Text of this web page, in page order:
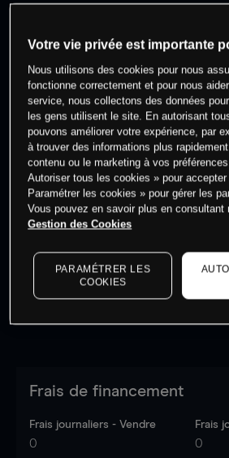
cet actif
Commencez à
Les prix sont indicatifs.Connectez-
dernières données du marché.
Frais de financement
Frais journaliers - Vendre
0
Frais
0
Votre vie privée est importante
Nous utilisons des cookies pour nous
fonctionne correctement et pour nous
service, nous collectons des données
les gens utilisent le site. En autorisant
pouvons améliorer votre expérience, par
à trouver des informations plus
contenu ou le marketing à vos
Autoriser tous les cookies » pour
Paramétrer les cookies » pour gérer les
Vous pouvez en savoir plus en consultant
Gestion des Cookies
PARAMÉTRER LES
COOKIES